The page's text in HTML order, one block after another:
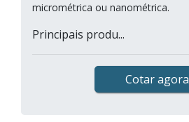
micrométrica ou nanométrica.
Principais produ...
Cotar agora